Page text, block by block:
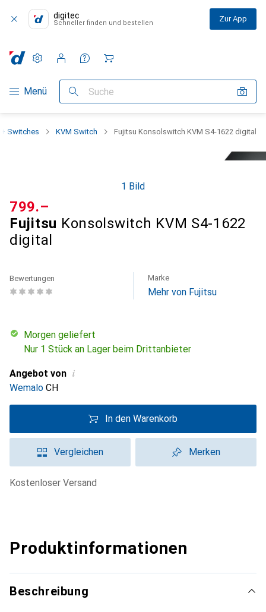
digitec
Schneller finden und bestellen Zur App
Navigation nach Kategorien
Menü Suche
Einstellungen
Kundenkonto
Vergleichslisten
Merklisten
Warenkorb
Switches KVM Switch Fujitsu Konsolswitch KVM S4-1622 digital
1 Bild
Fujitsu Konsolswitch KVM S4-1622
digital
CHF
799.–
Bewertungen Marke
Mehr von Fujitsu
morgen geliefert
Nur 1 Stück an Lager beim Drittanbieter
Angebot von i
Wemalo CH
In den Warenkorb
Vergleichen Merken
kostenloser Versand
Produktinformationen
Beschreibung